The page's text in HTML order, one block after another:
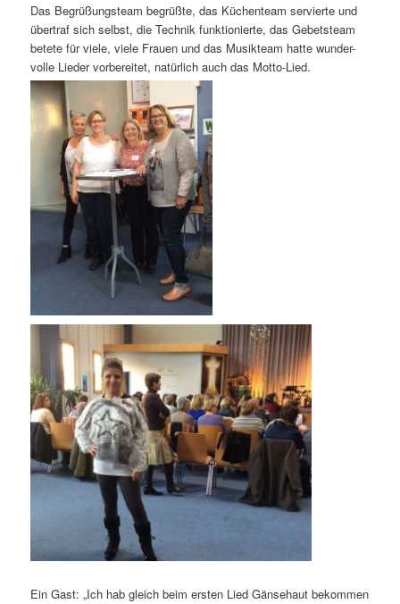
Das Begrüßungsteam begrüßte, das Küchenteam servierte und
übertraf sich selbst, die Technik funktionierte, das Gebetsteam
betete für viele, viele Frauen und das Musikteam hatte wunder-
volle Lieder vorbereitet, natürlich auch das Motto-Lied.
Ein Gast: „Ich hab gleich beim ersten Lied Gänsehaut bekommen